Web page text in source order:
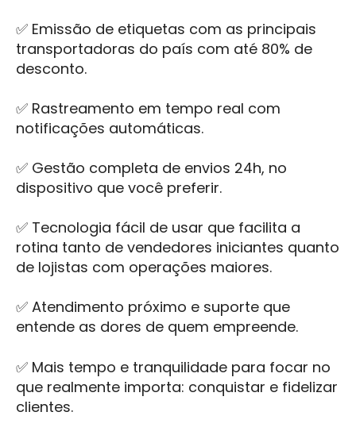
✅ Emissão de etiquetas com as principais
transportadoras do país com até 80% de
desconto.
✅ Rastreamento em tempo real com
notificações automáticas.
✅ Gestão completa de envios 24h, no
dispositivo que você preferir.
✅ Tecnologia fácil de usar que facilita a
rotina tanto de vendedores iniciantes quanto
de lojistas com operações maiores.
✅ Atendimento próximo e suporte que
entende as dores de quem empreende.
✅ Mais tempo e tranquilidade para focar no
que realmente importa: conquistar e fidelizar
clientes.